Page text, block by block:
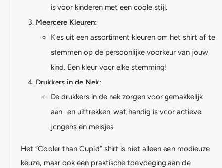
is voor kinderen met een coole stijl.
Meerdere Kleuren:
Kies uit een assortiment kleuren om het shirt af te
stemmen op de persoonlijke voorkeur van jouw
kind. Een kleur voor elke stemming!
Drukkers in de Nek:
De drukkers in de nek zorgen voor gemakkelijk
aan- en uittrekken, wat handig is voor actieve
jongens en meisjes.
Het “Cooler than Cupid” shirt is niet alleen een modieuze
keuze, maar ook een praktische toevoeging aan de